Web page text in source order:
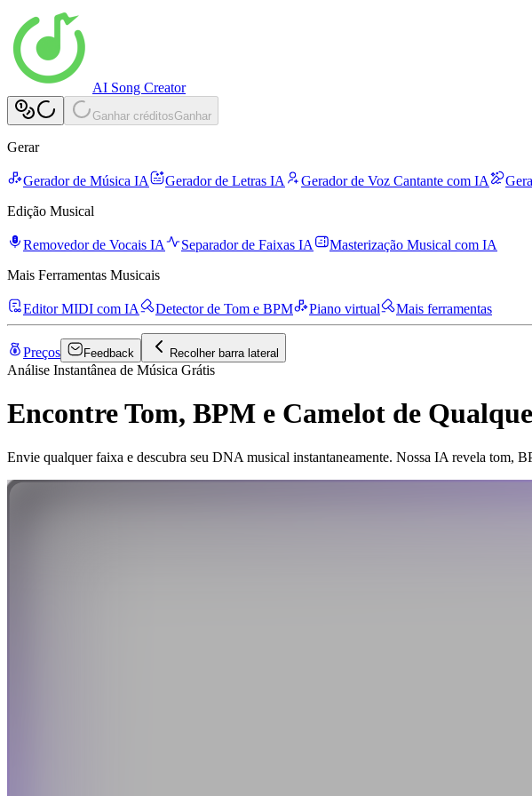
AI Song Creator
Ganhar créditosGanhar
Gerar
Gerador de Música IA Gerador de Letras IA Gerador de Voz Cantante com IA
Edição Musical
Removedor de Vocais IA Separador de Faixas IA
Masterização Musical com IA
Mais Ferramentas Musicais
Editor MIDI com IA Detector de Tom e BPM Piano virtual Mais ferramentas
Preços Feedback Recolher barra lateral
Análise Instantânea de Música Grátis
Encontre Tom, BPM e Camelot de
Envie qualquer faixa e descubra seu DNA musical instantaneamente. Nossa IA revela tom,